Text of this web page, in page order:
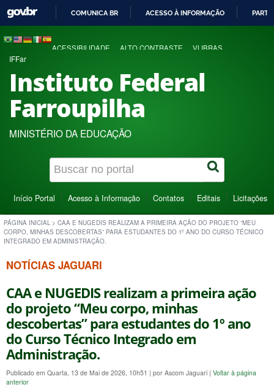
COMUNICA BR ACESSO À INFORMAÇÃO
ACESSIBILIDADE ALTO CONTRASTE VLIBRAS
IFFar
Instituto Federal
Farroupilha
MINISTÉRIO DA EDUCAÇÃO
Início Portal Acesso à Informação Contatos Editais Licitações
PÁGINA INICIAL > CAA E NUGEDIS REALIZAM A PRIMEIRA AÇÃO DO PROJETO “MEU
CORPO, MINHAS DESCOBERTAS” PARA ESTUDANTES DO 1º ANO DO CURSO TÉCNICO
INTEGRADO EM ADMINISTRAÇÃO.
NOTÍCIAS JAGUARI
CAA e NUGEDIS realizam a primeira ação
do projeto “Meu corpo, minhas
descobertas” para estudantes do 1º ano
do Curso Técnico Integrado em
Administração.
Publicado em Quarta, 13 de Mai de 2026, 10h51 | por Ascom Jaguari | Voltar à página
anterior